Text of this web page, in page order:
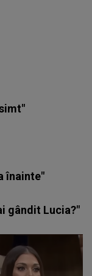
înainte"
gândit Lucia?"